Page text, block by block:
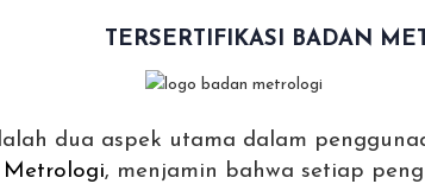
TERSERTIFIKASI BADAN
dua aspek utama dalam
Metrologi, menjamin bahwa setiap